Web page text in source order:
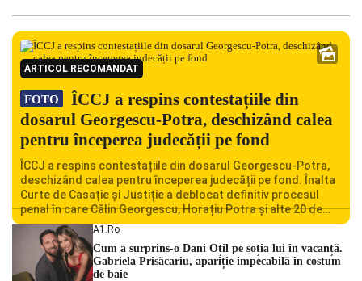
ARTICOL RECOMANDAT
FOTO
ÎCCJ a respins contestațiile din
dosarul Georgescu-Potra, deschizând calea
pentru începerea judecății pe fond
ÎCCJ a respins contestațiile din dosarul Georgescu-Potra,
deschizând calea pentru începerea judecății pe fond. Înalta
Curte de Casație și Justiție a deblocat definitiv procesul
penal în care Călin Georgescu, Horațiu Potra și alte 20 de
persoane sunt acuzați de acțiuni îndreptate împotriva
ordinii constituționale. În ședința din camera preliminară,
judecătorii de la instanța supremă au […]
A1.ro
Cum a surprins-o Dani Oțil pe soția lui în vacanță.
Gabriela Prisăcariu, apariție impecabilă în costum
de baie